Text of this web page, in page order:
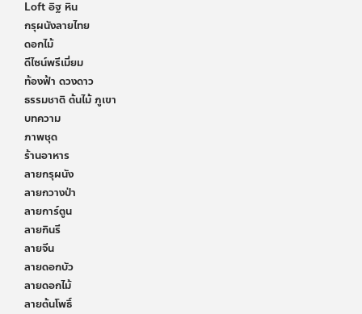
Loft อิฐ หิน
กรุผนังลายไทย
ดอกไม้
ดีไซน์พรีเมี่ยม
ท้องฟ้า ดวงดาว
ธรรมชาติ ต้นไม้ ภูเขา
บทความ
ภาพชุด
ร้านอาหาร
ลายกรุผนัง
ลายกวางป่า
ลายการ์ตูน
ลายกินรี
ลายจีน
ลายดอกบัว
ลายดอกไม้
ลายต้นโพธิ์